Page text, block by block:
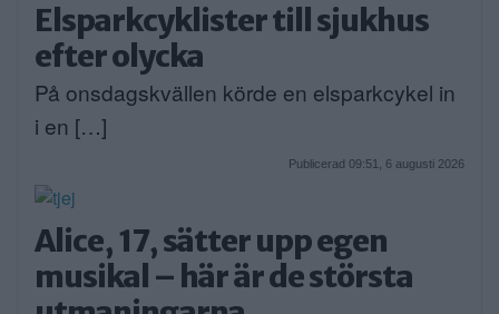
Elsparkcyklister till sjukhus
efter olycka
På onsdagskvällen körde en elsparkcykel in
i en […]
Publicerad 09:51, 6 augusti 2026
Alice, 17, sätter upp egen
musikal – här är de största